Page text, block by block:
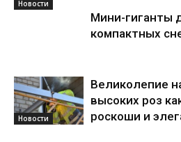
Новости
Мини-гиганты
компактных
Новости
Великолепие
высоких роз
роскоши и